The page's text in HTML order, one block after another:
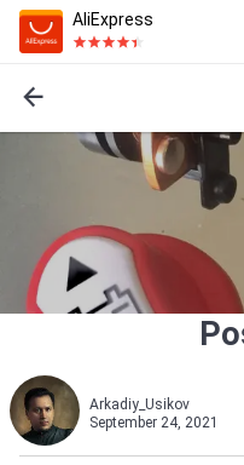
AliExpress
Arkadiy_Usikov
September 24, 2021